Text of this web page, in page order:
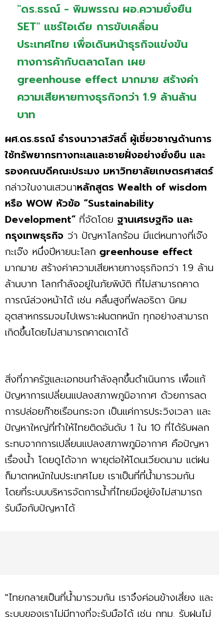
"ดร.ธรณ์ - พิมพรรณ ผอ.ความยั่งยืน
SET" แชร์ไอเดีย การขับเคลื่อน
ประเทศไทย เพื่อเดินหน้าธุรกิจแข่งขัน
ทางการค้ากับตลาดโลก เผย
greenhouse effect มากมาย สร้างค่า
ความเสียหายทางธุรกิจกว่า 1.9 ล้านล้าน
บาท
ผศ.ดร.ธรณ์ ธำรงนาวาสวัสดิ์ ผู้เชี่ยวชาญด้านการ
ใช้ทรัพยากรทางทะเลและชายฝั่งอย่างยั่งยืน และ
รองคณบดีคณะประมง มหาวิทยาลัยเกษตรศาสตร์
กล่าวในงานเสวนาหลักสูตร Wealth of wisdom
หรือ WOW หัวข้อ “Sustainability
Development” ที่จัดโดย ฐานเศรษฐกิจ และ
กรุงเทพธุรกิจ ว่า ปัญหาโลกร้อน มีแต่หนทางที่เจ๊ง
กะเจ๊ง หนึ่งปีหายนะโลก greenhouse effect
มากมาย สร้างค่าความเสียหายทางธุรกิจกว่า 1.9 ล้าน
ล้านบาท โลกกำลังอยู่ในภัยพิบัติ ที่ไม่สามารถคาด
การณ์ล่วงหน้าได้ เช่น คลื่นสูงที่ฟลอริดา นิคม
อุตสาหกรรมจมไปเพราะฝนตกหนัก ทุกอย่างสามารถ
เกิดขึ้นโดยไม่สามารถคาดเดาได้
สิ่งที่ภาครัฐและเอกชนกำลังลุกขึ้นดำเนินการ เพื่อแก้
ปัญหาการเปลี่ยนแปลงสภาพภูมิอากาศ ด้วยการลด
การปล่อยก๊าซเรือนกระจก เป็นแค่การประวิงเวลา และ
ปัญหาใหญ่ที่ทำให้ไทยติดอันดับ 1 ใน 10 ที่ได้รับผลก
ระทบจากการเปลี่ยนแปลงสภาพภูมิอากาศ คือปัญหา
เรื่องน้ำ โดยดูได้จาก พายุต่อให้โดนเวียดนาม แต่ฝน
ก็มาตกหนักในประเทศไมย เราเป็นที่ที่น้ำมารวมกัน
โดยที่ระบบบริหารจัดการน้ำที่ไทยมีอยู่ยังไม่สามารถ
รับมือกับปัญหาได้
"ไทยกลายเป็นที่น้ำมารวมกัน เราจึงค่อนข้างเสี่ยง และ
ระบบของเราไม่มีทางที่จะรับมือได้ เช่น กทม. รับฝนไม่